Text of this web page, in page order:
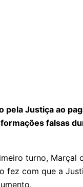
Justiça ao
falsas
turno,
com que a